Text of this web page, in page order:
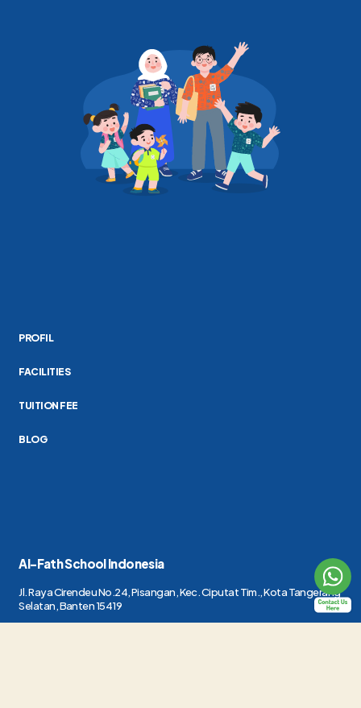
Al-Fath School Indonesia
Jl. Raya Cirendeu No.24, Pisangan, Kec. Ciputat Tim., Kota Tangerang
Selatan, Banten 15419
PROFIL
FACILITIES
TUITION FEE
BLOG